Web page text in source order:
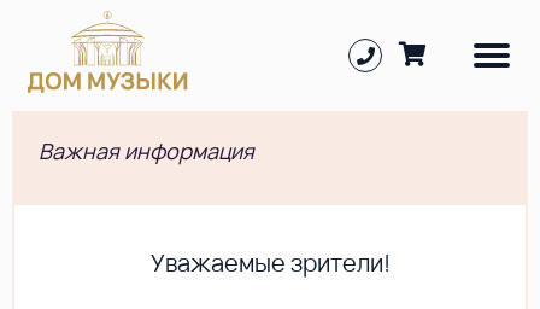
Важная информация
Уважаемые зрители!